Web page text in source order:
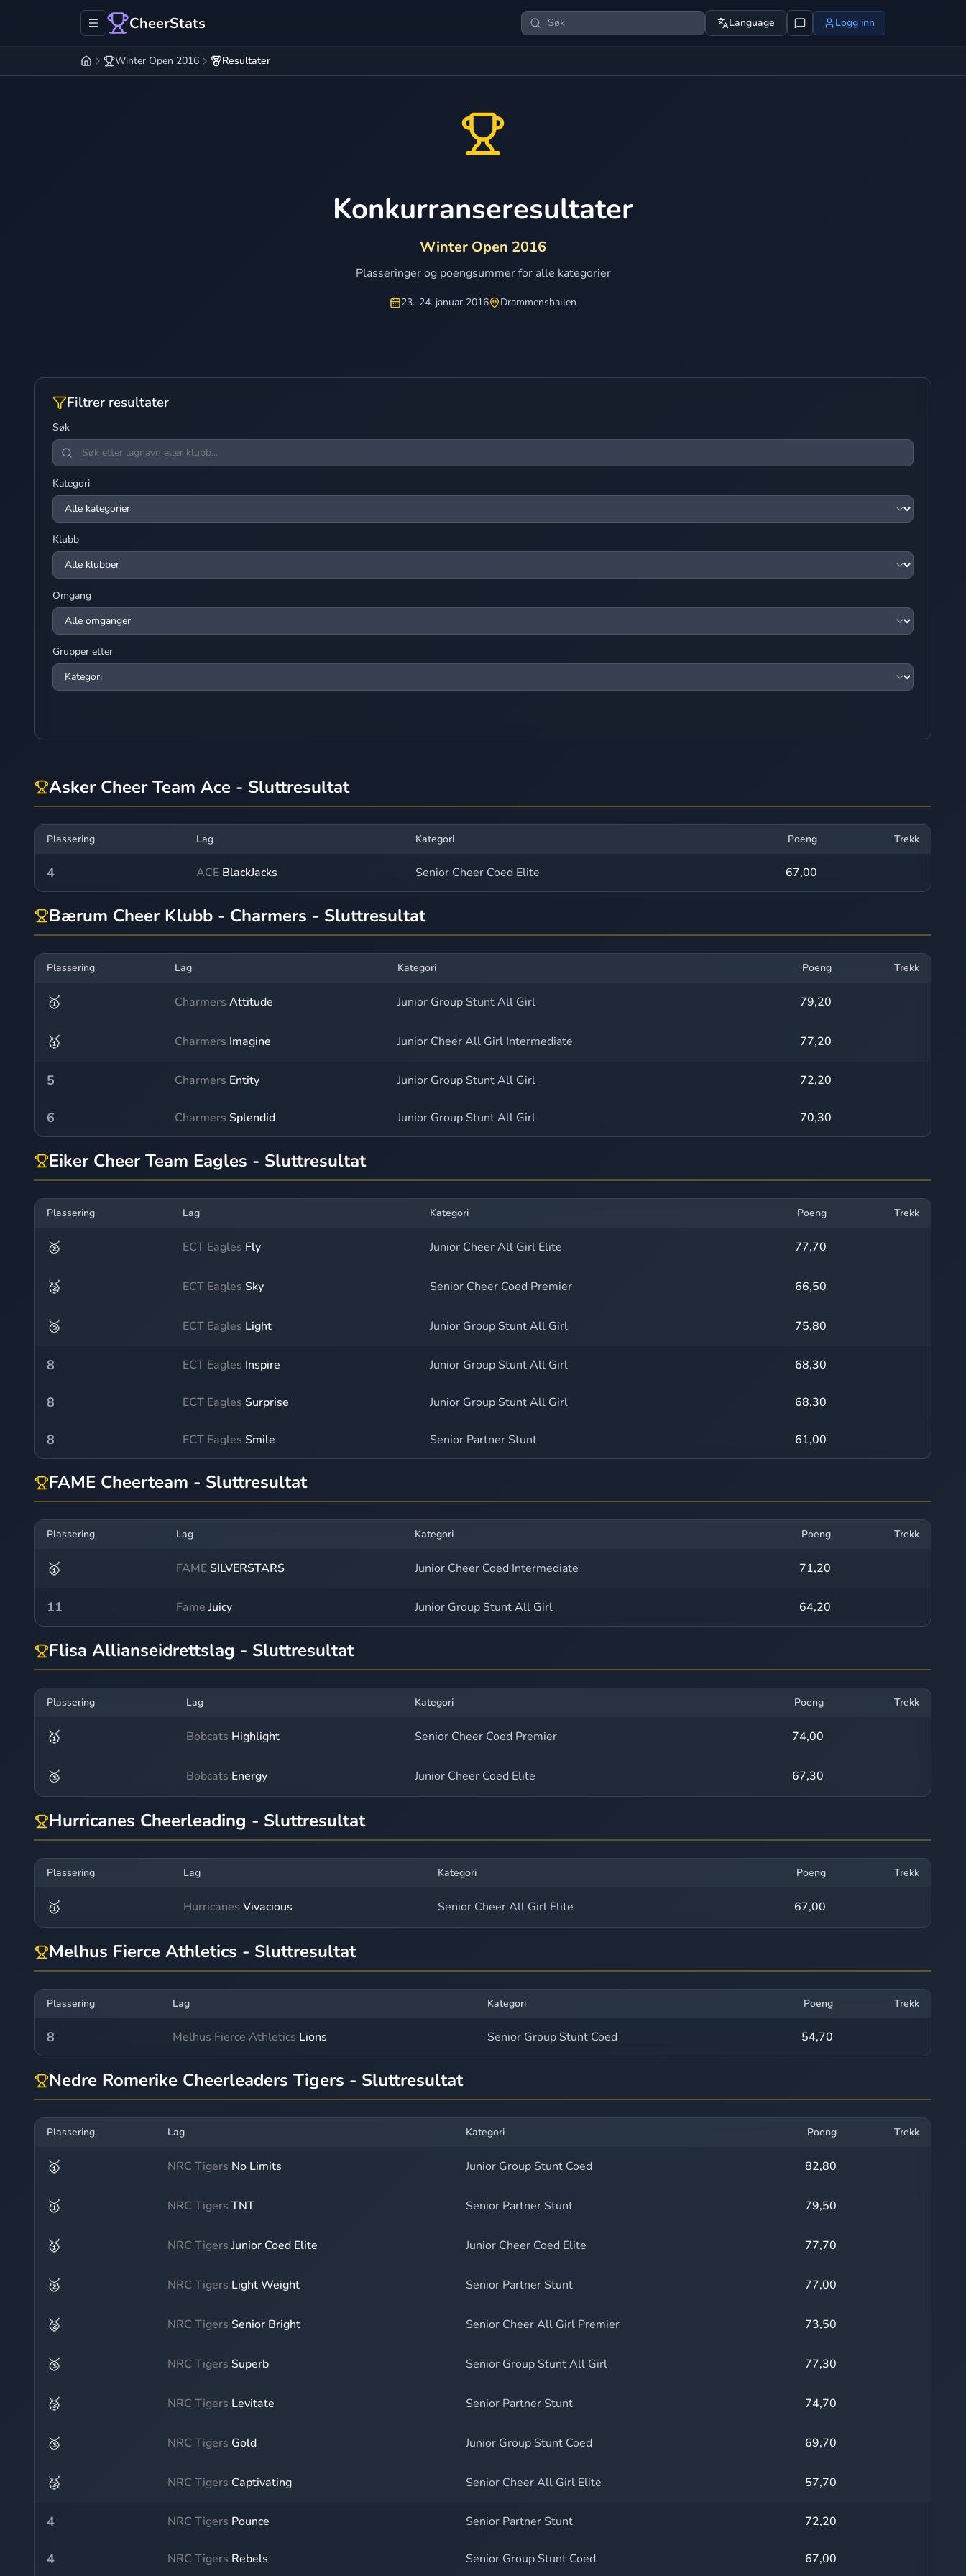
CheerStats Language Logg inn
Winter Open 2016 Resultater
Konkurranseresultater
Winter Open 2016
Plasseringer og poengsummer for alle kategorier
23.–24. januar 2016 Drammenshallen
Filtrer resultater
Søk
Kategori
Klubb
Omgang
Grupper etter
Asker Cheer Team Ace - Sluttresultat
Plassering Lag Kategori Poeng Trekk
4 ACE BlackJacks Senior Cheer Coed Elite 67,00
Bærum Cheer Klubb - Charmers - Sluttresultat
Plassering Lag Kategori Poeng Trekk
🥇 Charmers Attitude Junior Group Stunt All Girl 79,20
🥇 Charmers Imagine Junior Cheer All Girl Intermediate 77,20
5 Charmers Entity Junior Group Stunt All Girl 72,20
6 Charmers Splendid Junior Group Stunt All Girl 70,30
Eiker Cheer Team Eagles - Sluttresultat
Plassering Lag Kategori Poeng Trekk
🥈 ECT Eagles Fly Junior Cheer All Girl Elite 77,70
🥈 ECT Eagles Sky Senior Cheer Coed Premier 66,50
🥉 ECT Eagles Light Junior Group Stunt All Girl 75,80
8 ECT Eagles Inspire Junior Group Stunt All Girl 68,30
8 ECT Eagles Surprise Junior Group Stunt All Girl 68,30
8 ECT Eagles Smile Senior Partner Stunt 61,00
FAME Cheerteam - Sluttresultat
Plassering Lag Kategori Poeng Trekk
🥇 FAMESILVERSTARS Junior Cheer Coed Intermediate 71,20
11 Fame Juicy Junior Group Stunt All Girl 64,20
Flisa Allianseidrettslag - Sluttresultat
Plassering Lag Kategori Poeng Trekk
🥇 Bobcats Highlight Senior Cheer Coed Premier 74,00
🥉 Bobcats Energy Junior Cheer Coed Elite 67,30
Hurricanes Cheerleading - Sluttresultat
Plassering Lag Kategori Poeng Trekk
🥇 Hurricanes Vivacious Senior Cheer All Girl Elite 67,00
Melhus Fierce Athletics - Sluttresultat
Plassering Lag Kategori Poeng Trekk
8 Melhus Fierce Athletics Lions Senior Group Stunt Coed 54,70
Nedre Romerike Cheerleaders Tigers - Sluttresultat
Plassering Lag Kategori Poeng Trekk
🥇 NRC Tigers No Limits Junior Group Stunt Coed 82,80
🥇 NRC Tigers TNT Senior Partner Stunt 79,50
🥇 NRC Tigers Junior Coed Elite Junior Cheer Coed Elite 77,70
🥈 NRC Tigers Light Weight Senior Partner Stunt 77,00
🥈 NRC Tigers Senior Bright Senior Cheer All Girl Premier 73,50
🥉 NRC Tigers Superb Senior Group Stunt All Girl 77,30
🥉 NRC Tigers Levitate Senior Partner Stunt 74,70
🥉 NRC Tigers Gold Junior Group Stunt Coed 69,70
🥉 NRC Tigers Captivating Senior Cheer All Girl Elite 57,70
4 NRC Tigers Pounce Senior Partner Stunt 72,20
4 NRC Tigers Rebels Senior Group Stunt Coed 67,00